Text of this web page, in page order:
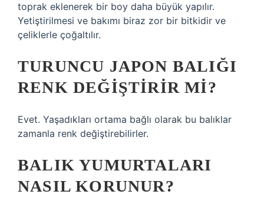
toprak eklenerek bir boy daha büyük yapılır.
Yetiştirilmesi ve bakımı biraz zor bir bitkidir ve
çeliklerle çoğaltılır.
TURUNCU JAPON BALIĞI
RENK DEĞIŞTIRIR MI?
Evet. Yaşadıkları ortama bağlı olarak bu balıklar
zamanla renk değiştirebilirler.
BALIK YUMURTALARI
NASIL KORUNUR?